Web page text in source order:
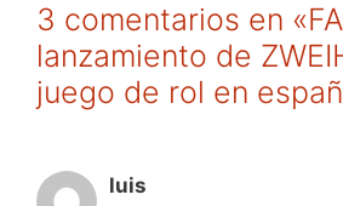
3 comentarios en
lanzamiento de
juego de rol en
luis